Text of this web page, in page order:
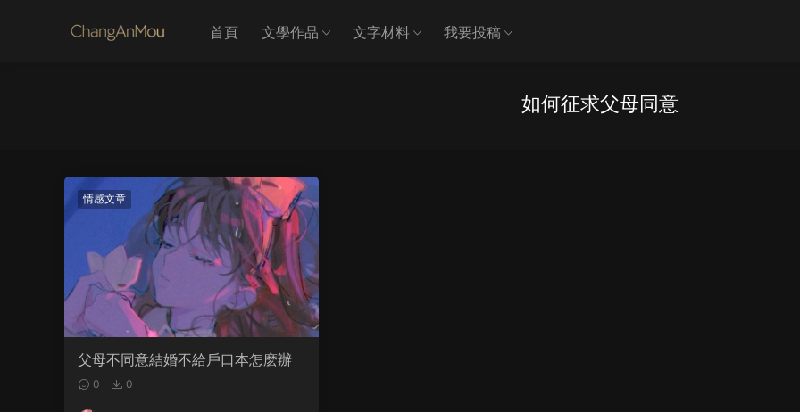
首頁 文學作品 文字材料 我要投稿
如何征求父母同意
情感文章
父母不同意結婚不給戶口本怎麽辦
0 0